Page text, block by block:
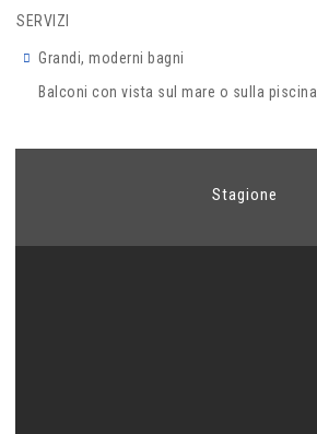
SERVIZI
Grandi, moderni bagni
Balconi con vista sul mare o sulla piscina
Stagione